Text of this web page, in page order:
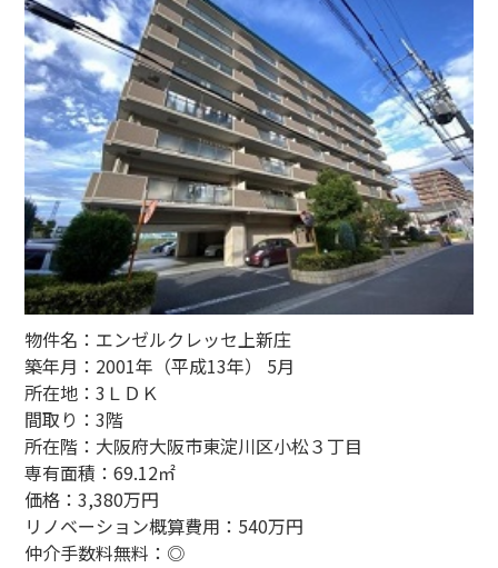
物件名：エンゼルクレッセ上新庄
築年月：2001年（平成13年） 5月
所在地：3ＬＤＫ
間取り：3階
所在階：大阪府大阪市東淀川区小松３丁目
専有面積：69.12㎡
価格：3,380万円
リノベーション概算費用：540万円
仲介手数料無料：◎